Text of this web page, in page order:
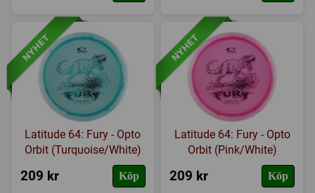
Latitude 64: Fury - Opto
Orbit (Turquoise/White)
209 kr Köp
Latitude 64: Fury - Opto
Orbit (Pink/White)
209 kr Köp